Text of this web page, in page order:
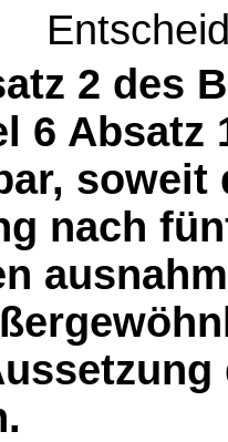
2 des
6 Absatz
soweit
nach